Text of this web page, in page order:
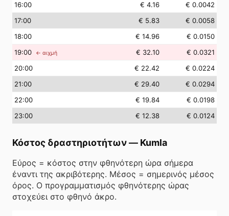
16:00 € 4.16
€ 0.0042
17:00 € 5.83
€ 0.0058
18:00 € 14.96
€ 0.0150
19:00 ← αιχμή € 32.10
€ 0.0321
20:00 € 22.42
€ 0.0224
21:00 € 29.40
€ 0.0294
22:00 € 19.84
€ 0.0198
23:00 € 12.38 € 0.0124
Κόστος δραστηριοτήτων— Kumla
Εύρος = κόστος στην φθηνότερη ώρα σήμερα
έναντι της ακριβότερης. Μέσος = σημερινός μέσος
όρος. Ο προγραμματισμός φθηνότερης ώρας
στοχεύει στο φθηνό άκρο.